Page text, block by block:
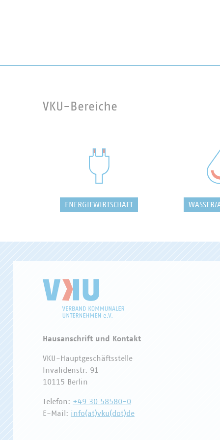
VKU-Bereiche
ENERGIEWIRTSCHAFT WASSER/
Hausanschrift und Kontakt
VKU-Hauptgeschäftsstelle
Invalidenstr. 91
10115 Berlin
Telefon: +49 30 58580-0
E-Mail: info(at)vku(dot)de